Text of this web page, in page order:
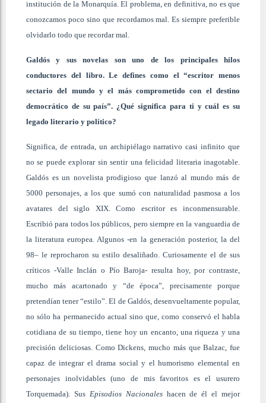
institución de la Monarquía. El problema, en definitiva, no es que
conozcamos poco sino que recordamos mal. Es siempre preferible
olvidarlo todo que recordar mal.
Galdós y sus novelas son uno de los principales hilos
conductores del libro. Le defines como el “escritor menos
sectario del mundo y el más comprometido con el destino
democrático de su país”. ¿Qué significa para ti y cuál es su
legado literario y político?
Significa, de entrada, un archipiélago narrativo casi infinito que
no se puede explorar sin sentir una felicidad literaria inagotable.
Galdós es un novelista prodigioso que lanzó al mundo más de
5000 personajes, a los que sumó con naturalidad pasmosa a los
avatares del siglo XIX. Como escritor es inconmensurable.
Escribió para todos los públicos, pero siempre en la vanguardia de
la literatura europea. Algunos -en la generación posterior, la del
98– le reprocharon su estilo desaliñado. Curiosamente el de sus
críticos -Valle Inclán o Pío Baroja- resulta hoy, por contraste,
mucho más acartonado y “de época”, precisamente porque
pretendían tener “estilo”. El de Galdós, desenvueltamente popular,
no sólo ha permanecido actual sino que, como conservó el habla
cotidiana de su tiempo, tiene hoy un encanto, una riqueza y una
precisión deliciosas. Como Dickens, mucho más que Balzac, fue
capaz de integrar el drama social y el humorismo elemental en
personajes inolvidables (uno de mis favoritos es el usurero
Torquemada). Sus Episodios Nacionaleshacen de él el mejor